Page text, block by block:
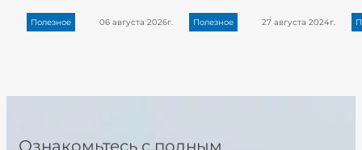
Полезное 06 августа 2026г. Полезное 27 августа 2024г.
Ознакомьтесь с полным